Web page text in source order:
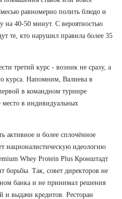
равномерно полить блюдо и
на 40-50 минут. С вероятностью
те, кто нарушил правила более 35
третий курс - возник не сразу, а
курса. Напомним, Валиева в
в командном турнире
место в индивидуальных
активное и более сплочённое
националистическую идеологию
Whey Protein Plus Кронштадт
борьбы. Так, совет директоров не
банка и не принимал решения
и выдачи кредитов. Ресторан